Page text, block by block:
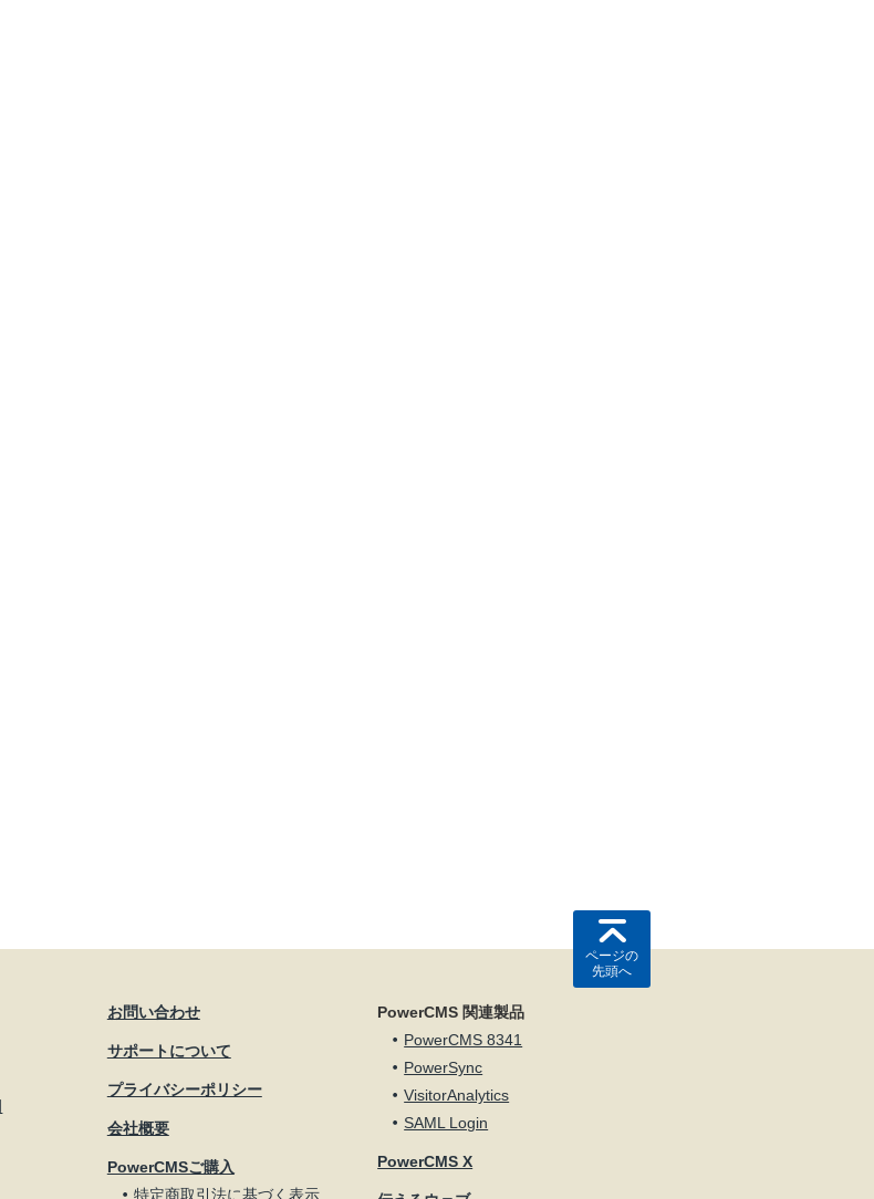
ページの
先頭へ
お問い合わせ
サポートについて
プライバシーポリシー
会社概要
PowerCMSご購入
特定商取引法に基づく表示
PowerCMS 関連製品
PowerCMS 8341
PowerSync
VisitorAnalytics
SAML Login
PowerCMS X